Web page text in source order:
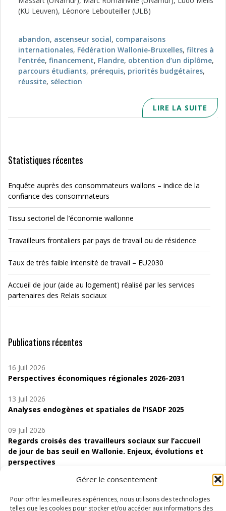
Gérer le consentement
Pour offrir les meilleures expériences, nous utilisons des technologies
telles que les cookies pour stocker et/ou accéder aux informations des
(KU Leuven), Léonore Lebouteiller (ULB)
abandon, ascenseur social, comparaisons
internationales, Fédération Wallonie-Bruxelles, filtres à
l’entrée, financement, Flandre, obtention d’un diplôme,
parcours étudiants, prérequis, priorités budgétaires,
réussite, sélection
LIRE LA SUITE
Statistiques récentes
Enquête auprès des consommateurs wallons – indice de la
confiance des consommateurs
Tissu sectoriel de l’économie wallonne
Travailleurs frontaliers par pays de travail ou de résidence
Taux de très faible intensité de travail – EU2030
Accueil de jour (aide au logement) réalisé par les services
partenaires des Relais sociaux
Publications récentes
16 Juil 2026
Perspectives économiques régionales 2026-2031
13 Juil 2026
Analyses endogènes et spatiales de l’ISADF 2025
09 Juil 2026
Regards croisés des travailleurs sociaux sur l’accueil
de jour de bas seuil en Wallonie. Enjeux, évolutions et
perspectives
d’accompagnement à l’autocréation d’emploi (SAACE)